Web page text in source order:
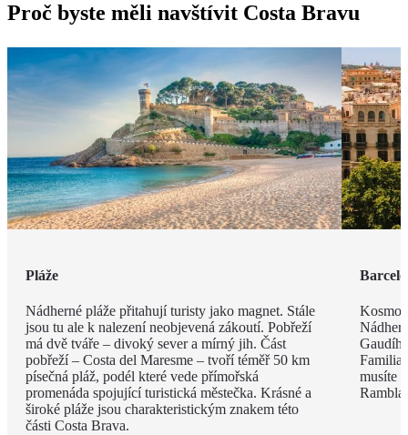
Proč byste měli navštívit Costa Bravu
Pláže
Nádherné pláže přitahují turisty jako magnet. Stále
jsou tu ale k nalezení neobjevená zákoutí. Pobřeží
má dvě tváře – divoký sever a mírný jih. Část
pobřeží – Costa del Maresme – tvoří téměř 50 km
písečná pláž, podél které vede přímořská
promenáda spojující turistická městečka. Krásné a
široké pláže jsou charakteristickým znakem této
části Costa Brava.
Familia
musíte